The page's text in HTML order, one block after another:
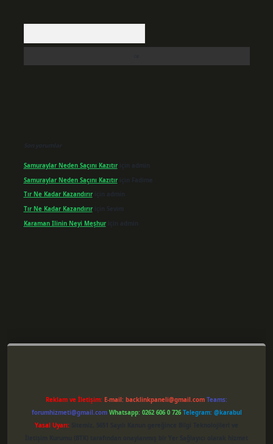
Son yorumlar
Samuraylar Neden Saçını Kazıtıriçin admin
Samuraylar Neden Saçını Kazıtıriçin Fadime
Tır Ne Kadar Kazandırıriçin admin
Tır Ne Kadar Kazandırıriçin Sevim
Karaman Ilinin Neyi Meşhuriçin admin
Reklam ve İletişim: E-mail: backlinkpaneli@gmail.com Teams:
forumhizmeti@gmail.com Whatsapp: 0262 606 0 726 Telegram: @karabul
Yasal Uyarı: